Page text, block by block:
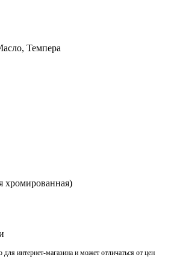
Темпера
хромированная)
для интернет-магазина и может отличаться от цен